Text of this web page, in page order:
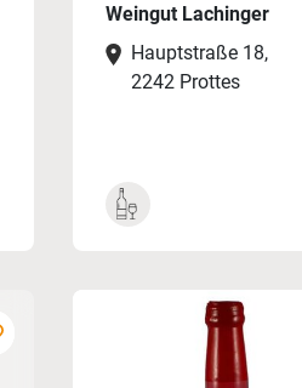
Weingut Lachinger
Hauptstraße 18,
2242 Prottes